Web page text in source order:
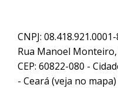
CNPJ:
Rua Manoel Monteiro,
CEP: 60822-080 -
- Ceará (veja no mapa)